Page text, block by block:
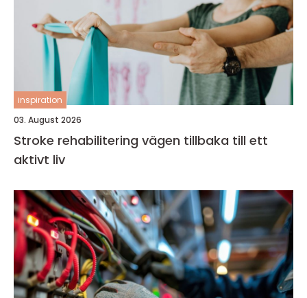
inspiration
03. August 2026
Stroke rehabilitering vägen tillbaka till ett
aktivt liv